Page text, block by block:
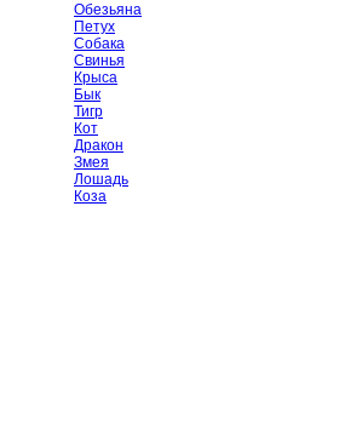
Обезьяна
Петух
Собака
Свинья
Крыса
Бык
Тигр
Кот
Дракон
Змея
Лошадь
Коза